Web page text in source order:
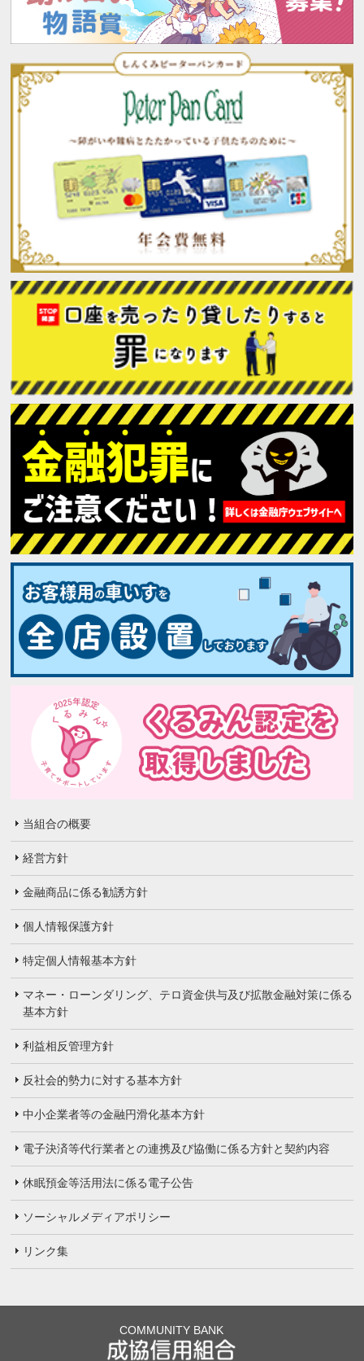
当組合の概要
経営方針
金融商品に係る勧誘方針
個人情報保護方針
特定個人情報基本方針
マネー・ローンダリング、テロ資金供与及び拡散金融対策に係る
基本方針
利益相反管理方針
反社会的勢力に対する基本方針
中小企業者等の金融円滑化基本方針
電子決済等代行業者との連携及び協働に係る方針と契約内容
休眠預金等活用法に係る電子公告
ソーシャルメディアポリシー
リンク集
COMMUNITY BANK